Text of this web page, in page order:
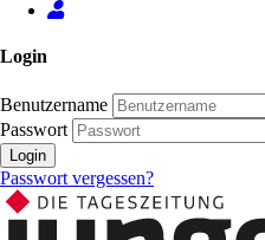
Login
Benutzername
Passwort
Login
Passwort vergessen?